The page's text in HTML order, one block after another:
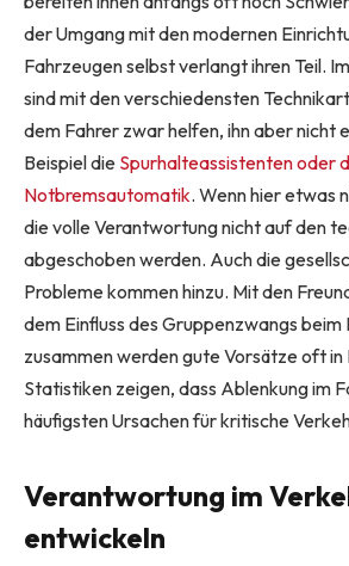
der Umgang mit den modernen
Fahrzeugen selbst verlangt ihren Teil.
sind mit den verschiedensten
dem Fahrer zwar helfen, ihn aber nicht
Beispiel die Spurhalteassistenten oder
Notbremsautomatik. Wenn hier etwas
die volle Verantwortung nicht auf den
abgeschoben werden. Auch die
Probleme kommen hinzu. Mit den
dem Einfluss des Gruppenzwangs
zusammen werden gute Vorsätze oft in
Statistiken zeigen, dass Ablenkung im
häufigsten Ursachen für kritische
Verantwortung im
entwickeln